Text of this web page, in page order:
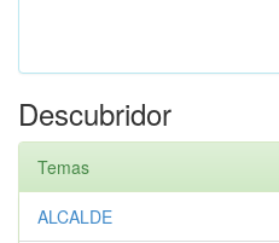
Descubridor
Temas
ALCALDE